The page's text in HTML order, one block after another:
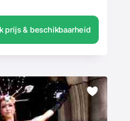
prijs & beschikbaarheid